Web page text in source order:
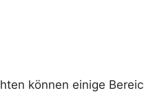
können einige